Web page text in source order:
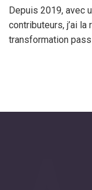
Depuis 2019, avec
contributeurs, j’ai
transformation